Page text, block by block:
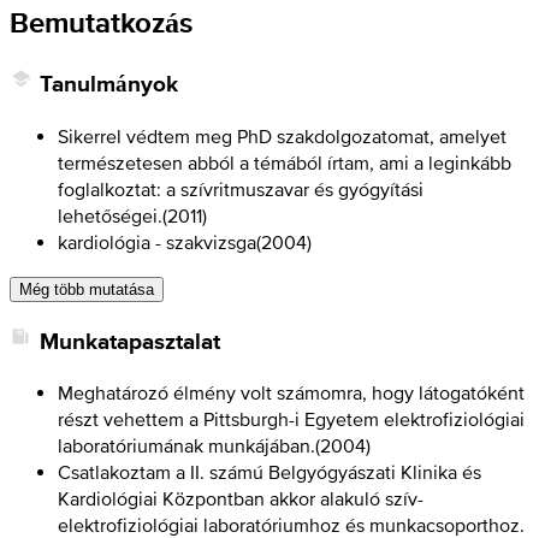
Bemutatkozás
Tanulmányok
Sikerrel védtem meg PhD szakdolgozatomat, amelyet
természetesen abból a témából írtam, ami a leginkább
foglalkoztat: a szívritmuszavar és gyógyítási
lehetőségei.(2011)
kardiológia - szakvizsga(2004)
Még több mutatása
Munkatapasztalat
Meghatározó élmény volt számomra, hogy látogatóként
részt vehettem a Pittsburgh-i Egyetem elektrofiziológiai
laboratóriumának munkájában.(2004)
Csatlakoztam a II. számú Belgyógyászati Klinika és
Kardiológiai Központban akkor alakuló szív-
elektrofiziológiai laboratóriumhoz és munkacsoporthoz.